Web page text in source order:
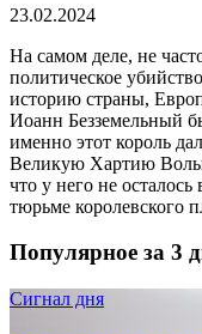
23.02.2024
На самом деле, не
политическое
историю страны,
Иоанн Безземельный
именно этот король
Великую Хартию
что у него не
тюрьме королевского
Популярное за 3
Сигнал дня